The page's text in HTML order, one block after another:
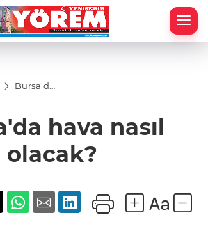
Bursa'da
olacak?hava nasıl
olacak?